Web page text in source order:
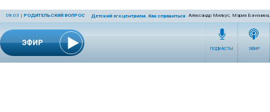
ЭФИР
08:03 | РОДИТЕЛЬСКИЙ ВОПРОС Детский эгоцентризм. Как справиться с ним родителям?
Александр Милкус, Мария Баченина,
ПОДКАСТЫ ЭФИР